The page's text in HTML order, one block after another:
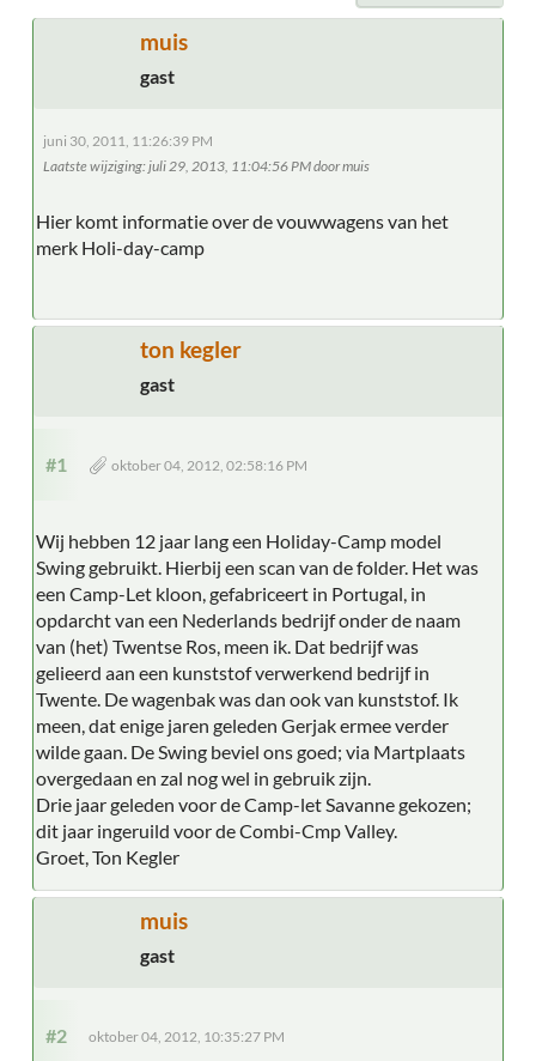
muis
gast
juni 30, 2011, 11:26:39 PM
Laatste wijziging: juli 29, 2013, 11:04:56 PM door muis
Hier komt informatie over de vouwwagens van het
merk Holi-day-camp
ton kegler
gast
#1 oktober 04, 2012, 02:58:16 PM
Wij hebben 12 jaar lang een Holiday-Camp model
Swing gebruikt. Hierbij een scan van de folder. Het was
een Camp-Let kloon, gefabriceert in Portugal, in
opdarcht van een Nederlands bedrijf onder de naam
van (het) Twentse Ros, meen ik. Dat bedrijf was
gelieerd aan een kunststof verwerkend bedrijf in
Twente. De wagenbak was dan ook van kunststof. Ik
meen, dat enige jaren geleden Gerjak ermee verder
wilde gaan. De Swing beviel ons goed; via Martplaats
overgedaan en zal nog wel in gebruik zijn.
Drie jaar geleden voor de Camp-let Savanne gekozen;
dit jaar ingeruild voor de Combi-Cmp Valley.
Groet, Ton Kegler
muis
gast
#2 oktober 04, 2012, 10:35:27 PM